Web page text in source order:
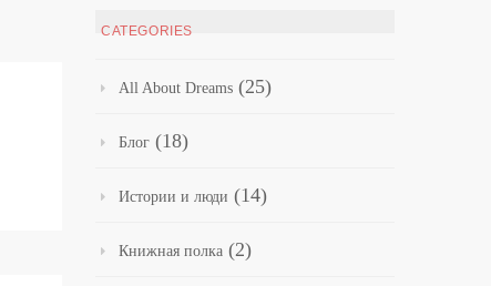
CATEGORIES
All About Dreams (25)
Блог (18)
Истории и люди (14)
Книжная полка (2)